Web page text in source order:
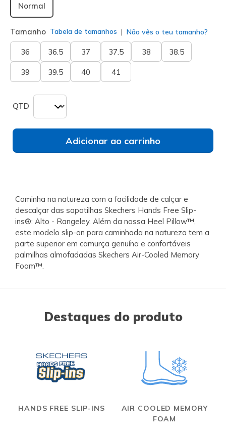
Normal
Tamanho Tabela de tamanhos Não vês o teu tamanho?
36 36.5 37 37.5 38 38.5
39 39.5 40 41
QTD
Adicionar ao carrinho
Caminha na natureza com a facilidade de calçar e
descalçar das sapatilhas Skechers Hands Free Slip-
ins®: Alto - Rangeley. Além da nossa Heel Pillow™,
este modelo slip-on para caminhada na natureza tem a
parte superior em camurça genuína e confortáveis
palmilhas almofadadas Skechers Air-Cooled Memory
Foam™.
Destaques do produto
HANDS FREE SLIP-INS
AIR COOLED MEMORY
FOAM